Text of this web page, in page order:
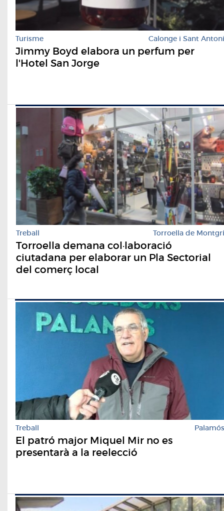
Turisme Calonge i Sant Antoni
Jimmy Boyd elabora un perfum per
l'Hotel San Jorge
Treball Torroella de Montgrí
Torroella demana col·laboració
ciutadana per elaborar un Pla Sectorial
del comerç local
Treball Palamós
El patró major Miquel Mir no es
presentarà a la reelecció